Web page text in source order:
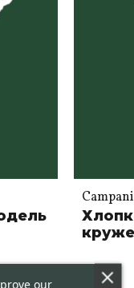
our